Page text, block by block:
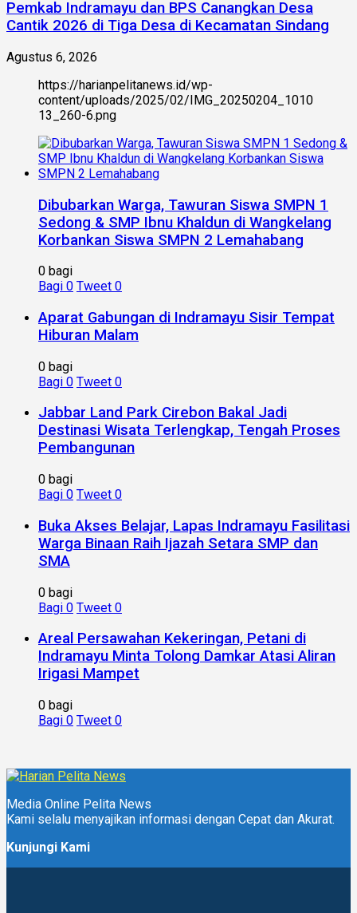
Pemkab Indramayu dan BPS Canangkan Desa
Cantik 2026 di Tiga Desa di Kecamatan Sindang
Agustus 6, 2026
https://harianpelitanews.id/wp-
content/uploads/2025/02/IMG_20250204_1010
13_260-6.png
Dibubarkan Warga, Tawuran Siswa SMPN 1
Sedong & SMP Ibnu Khaldun di Wangkelang
Korbankan Siswa SMPN 2 Lemahabang
0 bagi
Bagi 0 Tweet 0
Aparat Gabungan di Indramayu Sisir Tempat
Hiburan Malam
0 bagi
Bagi 0 Tweet 0
Jabbar Land Park Cirebon Bakal Jadi
Destinasi Wisata Terlengkap, Tengah Proses
Pembangunan
0 bagi
Bagi 0 Tweet 0
Buka Akses Belajar, Lapas Indramayu Fasilitasi
Warga Binaan Raih Ijazah Setara SMP dan
SMA
0 bagi
Bagi 0 Tweet 0
Areal Persawahan Kekeringan, Petani di
Indramayu Minta Tolong Damkar Atasi Aliran
Irigasi Mampet
0 bagi
Bagi 0 Tweet 0
Media Online Pelita News
Kami selalu menyajikan informasi dengan Cepat dan Akurat.
Kunjungi Kami